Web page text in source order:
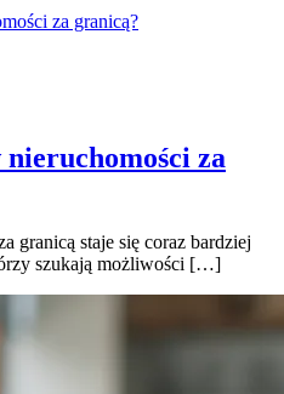
za
granicą staje się coraz bardziej
szukają możliwości […]